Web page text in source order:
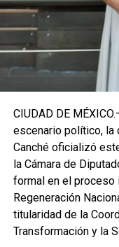
representación
Fuente: 5to Poder
CIUDAD DE
escenario político, la
Canché oficializó
la Cámara de
formal en el proceso
Regeneración
titularidad de la
Transformación y la